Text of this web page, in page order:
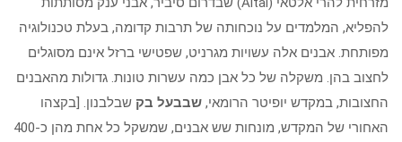
להפליא, המלמדים על נוכחותה של תרבות קדומה, בעלת טכנולוגיה
מפותחת. אבנים אלה עשויות מגרניט, שפטישי ברזל אינם מסוגלים
לחצוב בהן. משקלה של כל אבן כמה עשרות טונות. גדולות מהאבנים
החצובות, במקדש יופיטר הרומאי, שבבעל בק שבלבנון. [בקצהו
האחורי של המקדש, מונחות שש אבנים, שמשקל כל אחת מהן כ-400